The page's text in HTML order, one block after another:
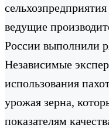
ведущие
России выполнили
Независимые
использования
урожая зерна,
показателям